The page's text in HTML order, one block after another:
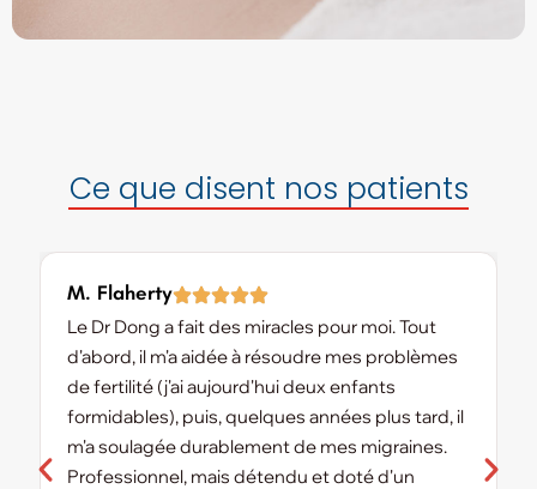
Ce que disent nos patients
M. Flaherty
Le Dr Dong a fait des miracles pour moi. Tout
d'abord, il m'a aidée à résoudre mes problèmes
de fertilité (j'ai aujourd'hui deux enfants
formidables), puis, quelques années plus tard, il
m'a soulagée durablement de mes migraines.
Professionnel, mais détendu et doté d'un